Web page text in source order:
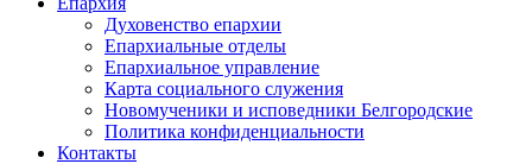
Духовенство епархии
Епархиальные отделы
Епархиальное управление
Карта социального служения
Новомученики и исповедники Белгородские
Политика конфиденциальности
Контакты